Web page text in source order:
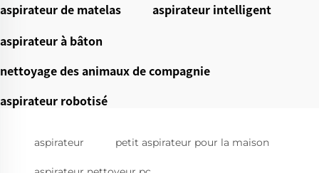
aspirateur de matelas
aspirateur intelligent
aspirateur à bâton
nettoyage des animaux de compagnie
aspirateur robotisé
aspirateur petit aspirateur pour la maison